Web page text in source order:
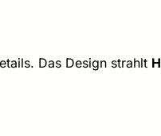
Das Design strahlt